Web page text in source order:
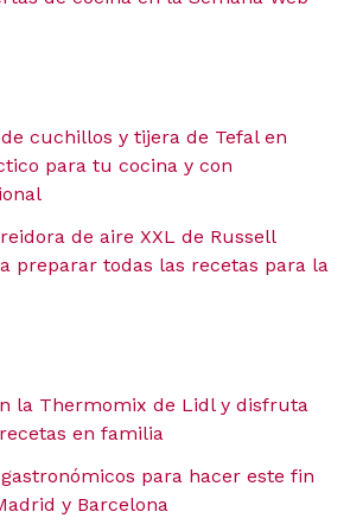
cuchillos y tijera de Tefal en
para tu cocina y con
de aire XXL de Russell
preparar todas las recetas para la
la Thermomix de Lidl y disfruta
en familia
para hacer este fin
y Barcelona